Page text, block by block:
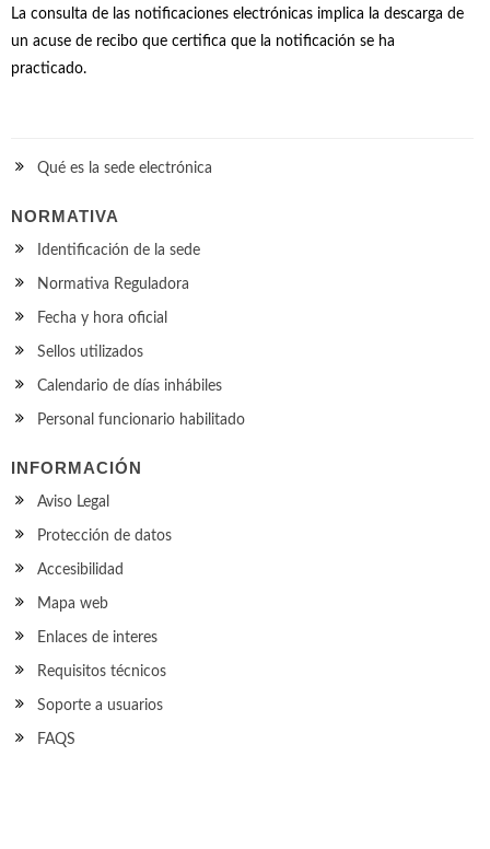
La consulta de las notificaciones electrónicas implica la descarga de
un acuse de recibo que certifica que la notificación se ha
practicado.
Qué es la sede electrónica
NORMATIVA
Identificación de la sede
Normativa Reguladora
Fecha y hora oficial
Sellos utilizados
Calendario de días inhábiles
Personal funcionario habilitado
INFORMACIÓN
Aviso Legal
Protección de datos
Accesibilidad
Mapa web
Enlaces de interes
Requisitos técnicos
Soporte a usuarios
FAQS